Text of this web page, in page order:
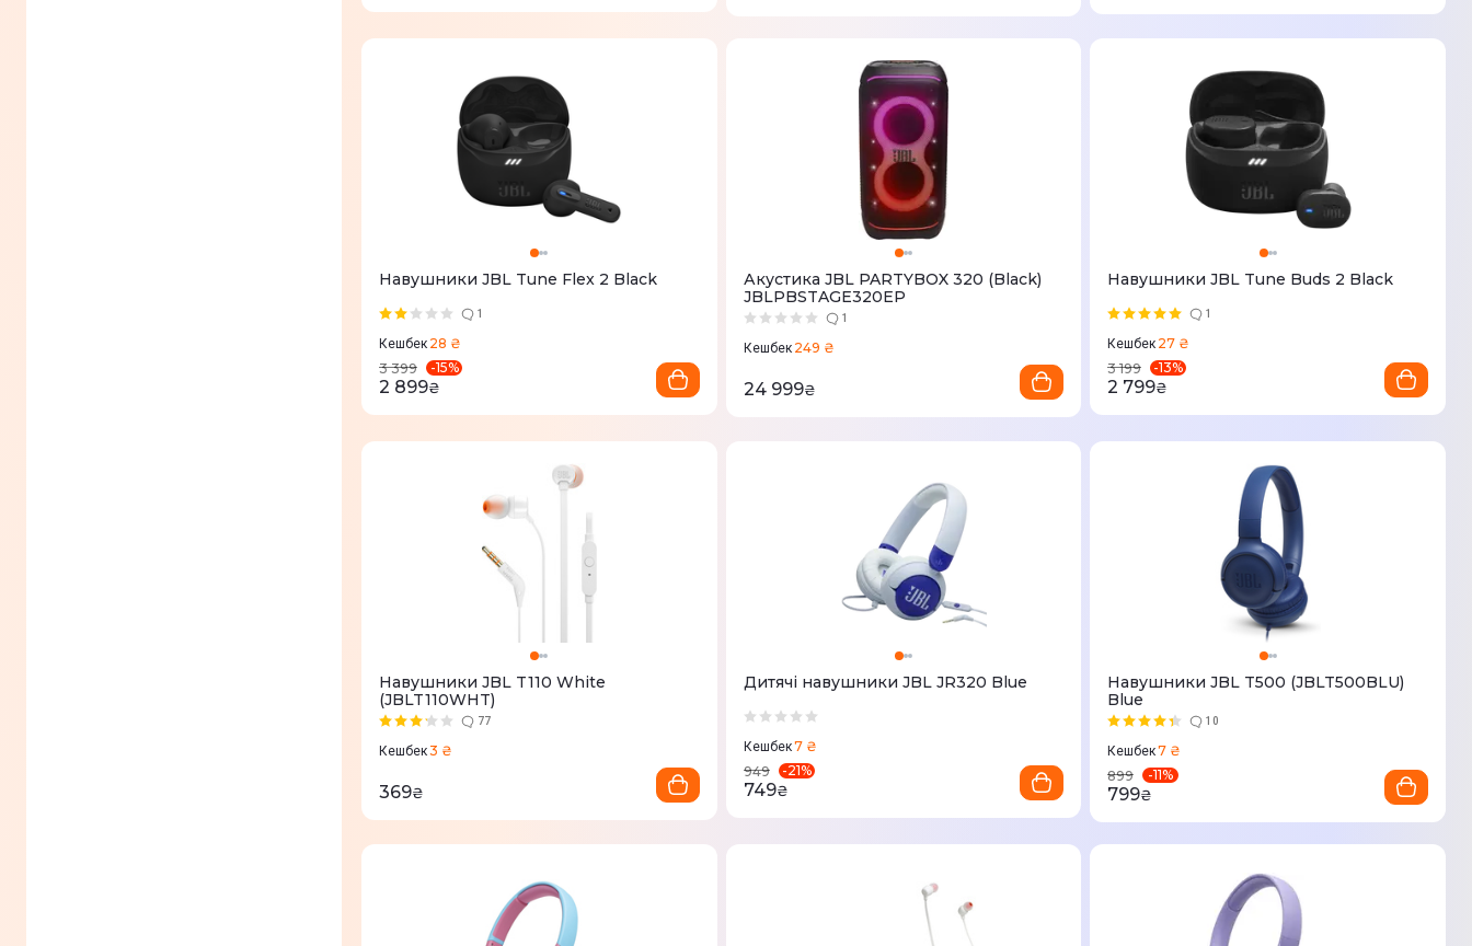
Навушники JBL Tune Flex 2 Black
1
Кешбек 28 ₴
3 399
-15%
2 899₴
Акустика JBL PARTYBOX 320 (Black)
JBLPBSTAGE320EP
1
Кешбек 249 ₴
24 999₴
Навушники JBL Tune Buds 2 Black
1
Кешбек 27 ₴
3 199
-13%
2 799₴
Навушники JBL T110 White
(JBLT110WHT)
77
Кешбек3 ₴
369₴
Дитячі навушники JBL JR320 Blue
Кешбек7 ₴
949
-21%
749₴
Навушники JBL T500 (JBLT500BLU)
Blue
10
Кешбек7 ₴
899
-11%
799₴